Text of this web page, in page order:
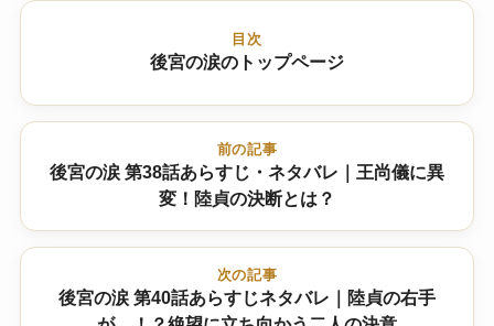
目次
後宮の涙のトップページ
前の記事
後宮の涙 第38話あらすじ・ネタバレ｜王尚儀に異
変！陸貞の決断とは？
次の記事
後宮の涙 第40話あらすじネタバレ｜陸貞の右手